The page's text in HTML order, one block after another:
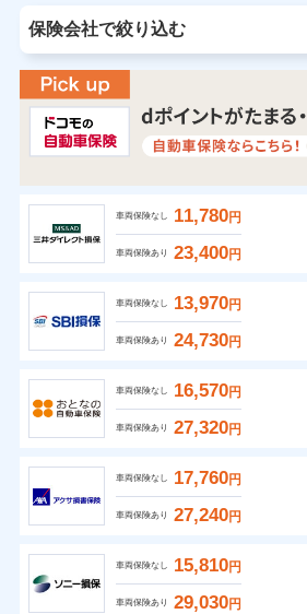
保険会社で絞り込む
車両保険なし 11,780円
車両保険あり 23,400円
車両保険なし 13,970円
車両保険あり 24,730円
車両保険なし 16,570円
車両保険あり 27,320円
車両保険なし 17,760円
車両保険あり 27,240円
車両保険なし 15,810円
車両保険あり 29,030円